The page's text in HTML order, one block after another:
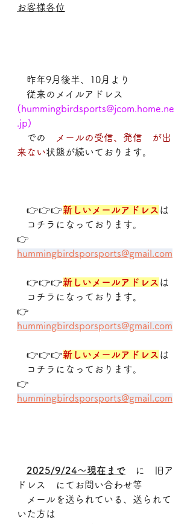
お客様各位
昨年9月後半、10月より
従来のメイルアドレス
(hummingbirdsports@jcom.home.ne
.jp)
での
メールの受信、発信　が出
来ない状態が続いております。
👉👉👉新しいメールアドレス は
コチラになっております。
👉
hummingbirdsporsports@gmail.com
👉👉👉新しいメールアドレス は
コチラになっております。
👉
hummingbirdsporsports@gmail.com
👉👉👉新しいメールアドレス は
コチラになっております。
👉
hummingbirdsporsports@gmail.com
2025/9/24～現在まで に　旧ア
ドレス　にてお問い合わせ等
メールを送られている、送られて
いた方は